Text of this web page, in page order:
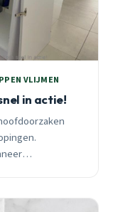
VLIJMEN
in actie!